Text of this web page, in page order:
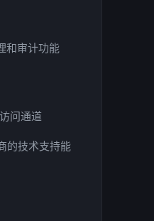
和审计功能
问通道
的技术支持能